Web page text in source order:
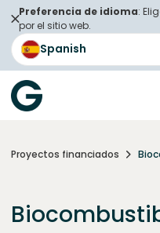
Preferencia de idioma:
por el sitio web.
Spanish
Proyectos financiados